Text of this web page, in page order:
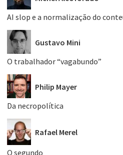
AI slop e a normalização do
Gustavo Mini
O trabalhador “vagabundo”
Philip Mayer
Da necropolítica
Rafael Merel
O segundo